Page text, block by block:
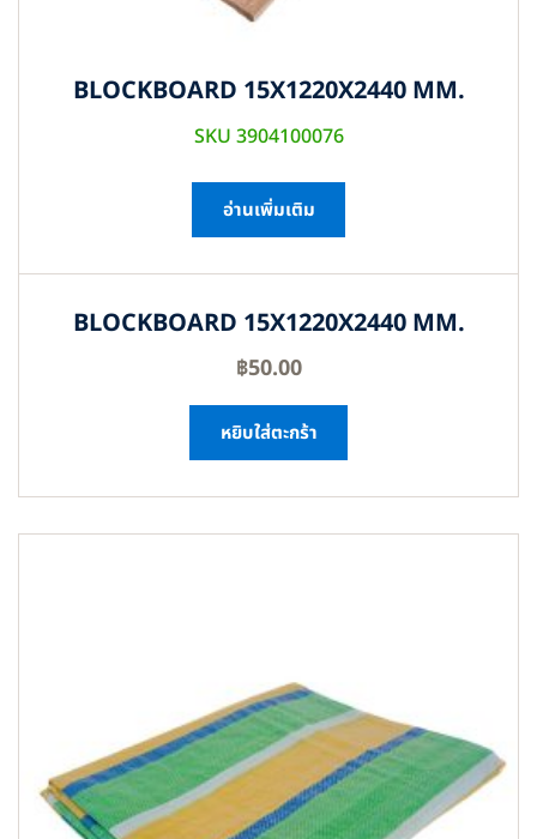
BLOCKBOARD 15X1220X2440 MM.
SKU 3904100076
อ่านเพิ่มเติม
BLOCKBOARD 15X1220X2440 MM.
฿50.00
หยิบใส่ตะกร้า